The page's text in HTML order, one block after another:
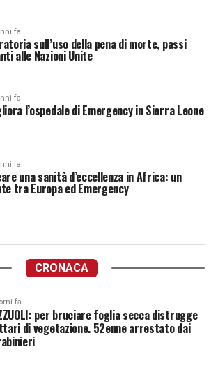
fa
sull’uso della pena di morte, passi
alle Nazioni Unite
fa
l’ospedale di Emergency in Sierra Leone
fa
una sanità d’eccellenza in Africa: un
tra Europa ed Emergency
CRONACA
fa
per bruciare foglia secca distrugge
di vegetazione. 52enne arrestato dai